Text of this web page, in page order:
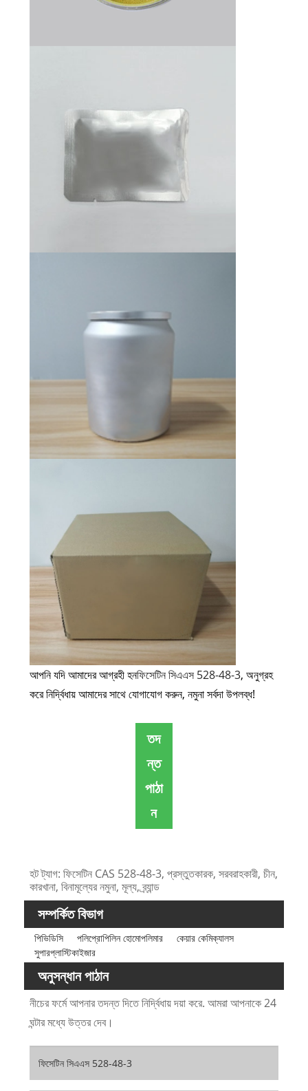
আপনি যদি আমাদের আগ্রহী হনফিসেটিন সিএএস 528-48-3, অনুগ্রহ
করে নির্দ্বিধায় আমাদের সাথে যোগাযোগ করুন, নমুনা সর্বদা উপলব্ধ!
তদ
ন্ত
পাঠা
ন
হট ট্যাগ: ফিসেটিন CAS 528-48-3, প্রস্তুতকারক, সরবরাহকারী, চীন,
কারখানা, বিনামূল্যের নমুনা, মূল্য, ব্র্যান্ড
সম্পর্কিত বিভাগ
পিভিডিসি পলিপ্রোপিলিন হোমোপলিমার
কেয়ার কেমিক্যালস
সুপারপ্লাস্টিকাইজার
অনুসন্ধান পাঠান
নীচের ফর্মে আপনার তদন্ত দিতে নির্দ্বিধায় দয়া করে. আমরা আপনাকে 24
ঘন্টার মধ্যে উত্তর দেব।